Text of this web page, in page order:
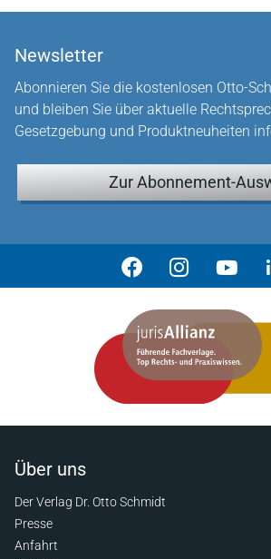
Newsletter
Abonnieren Sie die kostenlosen Otto-
und bleiben Sie über aktuelle
Gesetzgebung und Produktneuheiten
Zur Abonnement-
Über uns
Der Verlag Dr. Otto Schmidt
Presse
Anfahrt